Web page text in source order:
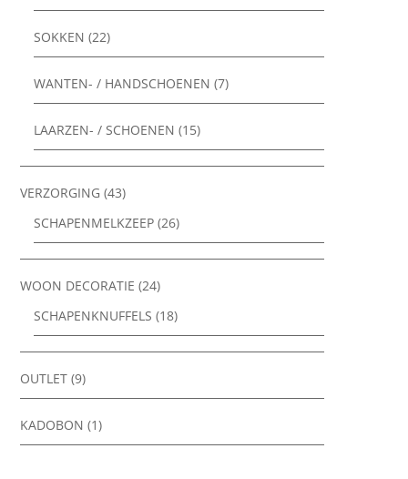
SOKKEN (22)
WANTEN- / HANDSCHOENEN (7)
LAARZEN- / SCHOENEN (15)
VERZORGING (43)
SCHAPENMELKZEEP (26)
WOON DECORATIE (24)
SCHAPENKNUFFELS (18)
OUTLET (9)
KADOBON (1)